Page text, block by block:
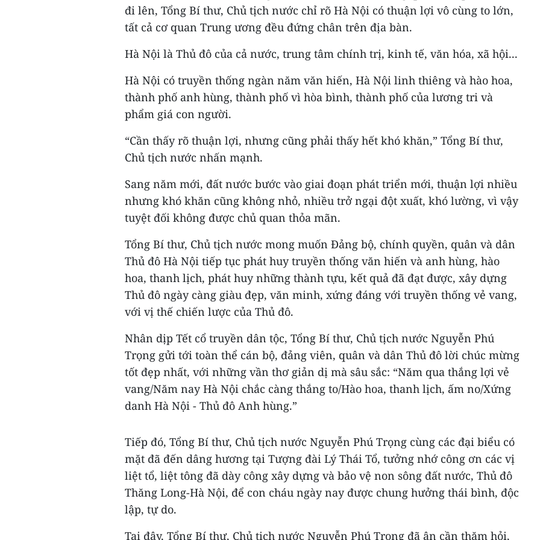
đi lên, Tổng Bí thư, Chủ tịch nước chỉ rõ Hà Nội có thuận lợi vô cùng to lớn,
tất cả cơ quan Trung ương đều đứng chân trên địa bàn.
Hà Nội là Thủ đô của cả nước, trung tâm chính trị, kinh tế, văn hóa, xã hội...
Hà Nội có truyền thống ngàn năm văn hiến, Hà Nội linh thiêng và hào hoa,
thành phố anh hùng, thành phố vì hòa bình, thành phố của lương tri và
phẩm giá con người.
“Cần thấy rõ thuận lợi, nhưng cũng phải thấy hết khó khăn,” Tổng Bí thư,
Chủ tịch nước nhấn mạnh.
Sang năm mới, đất nước bước vào giai đoạn phát triển mới, thuận lợi nhiều
nhưng khó khăn cũng không nhỏ, nhiều trở ngại đột xuất, khó lường, vì vậy
tuyệt đối không được chủ quan thỏa mãn.
Tổng Bí thư, Chủ tịch nước mong muốn Đảng bộ, chính quyền, quân và dân
Thủ đô Hà Nội tiếp tục phát huy truyền thống văn hiến và anh hùng, hào
hoa, thanh lịch, phát huy những thành tựu, kết quả đã đạt được, xây dựng
Thủ đô ngày càng giàu đẹp, văn minh, xứng đáng với truyền thống vẻ vang,
với vị thế chiến lược của Thủ đô.
Nhân dịp Tết cổ truyền dân tộc, Tổng Bí thư, Chủ tịch nước Nguyễn Phú
Trọng gửi tới toàn thể cán bộ, đảng viên, quân và dân Thủ đô lời chúc mừng
tốt đẹp nhất, với những vần thơ giản dị mà sâu sắc: “Năm qua thắng lợi vẻ
vang/Năm nay Hà Nội chắc càng thắng to/Hào hoa, thanh lịch, ấm no/Xứng
danh Hà Nội - Thủ đô Anh hùng.”
Tiếp đó, Tổng Bí thư, Chủ tịch nước Nguyễn Phú Trọng cùng các đại biểu có
mặt đã đến dâng hương tại Tượng đài Lý Thái Tổ, tưởng nhớ công ơn các vị
liệt tổ, liệt tông đã dày công xây dựng và bảo vệ non sông đất nước, Thủ đô
Thăng Long-Hà Nội, để con cháu ngày nay được chung hưởng thái bình, độc
lập, tự do.
Tại đây, Tổng Bí thư, Chủ tịch nước Nguyễn Phú Trọng đã ân cần thăm hỏi,